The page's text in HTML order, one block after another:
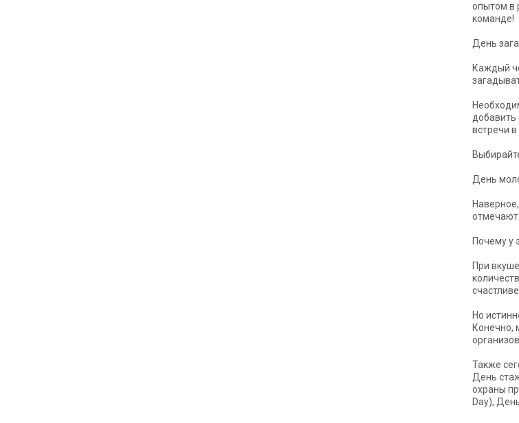
опытом в
команде!
День
Каждый
добавить
встречи в
День
Почему у
При
Но
Конечно,
Также
День
охраны
Day),